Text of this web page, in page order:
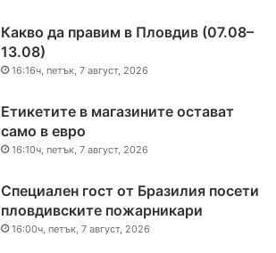
Какво да правим в Пловдив (07.08–
13.08)
16:16ч, петък, 7 август, 2026
Етикетите в магазините остават
само в евро
16:10ч, петък, 7 август, 2026
Специален гост от Бразилия посети
пловдивските пожарникари
16:00ч, петък, 7 август, 2026